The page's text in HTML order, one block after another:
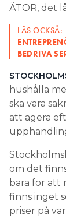
ÄTOR, det
LÄS OCKSÅ:
BEDRIVA
hushålla
ska vara
att agera
om det
bara för att
finns inget
priser på